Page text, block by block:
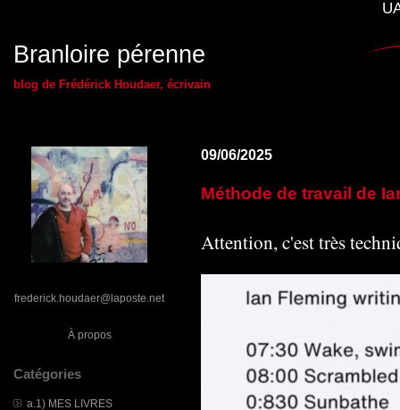
Branloire pérenne
blog de Frédérick Houdaer, écrivain
frederick.houdaer@laposte.net
À propos
Catégories
a.1) MES LIVRES
09/06/2025
Méthode de travail de
Attention, c'est très